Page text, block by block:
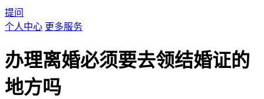
提问
个人中心 更多服务
办理离婚必须要去领结婚证的
地方吗